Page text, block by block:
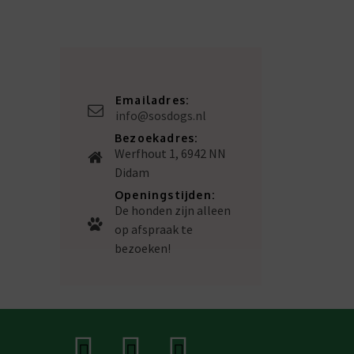
Emailadres:
info@sosdogs.nl
Bezoekadres:
Werfhout 1, 6942 NN
Didam
Openingstijden:
De honden zijn alleen
op afspraak te
bezoeken!